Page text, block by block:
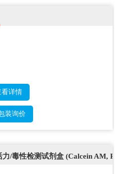
看详情
装询价
力/毒性检测试剂盒 (Calcein AM,